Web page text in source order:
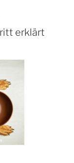
erklärt